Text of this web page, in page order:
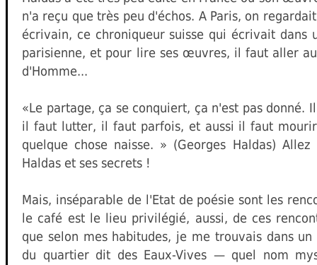
n'a reçu que très peu d'échos. A Paris, on
écrivain, ce chroniqueur suisse qui écrivait dans
parisienne, et pour lire ses œuvres, il faut aller
d'Homme...
«Le partage, ça se conquiert, ça n'est pas donné.
il faut lutter, il faut parfois, et aussi il faut
quelque chose naisse. » (Georges Haldas)
Haldas et ses secrets !
Mais, inséparable de l'Etat de poésie sont les
le café est le lieu privilégié, aussi, de ces
que selon mes habitudes, je me trouvais dans un
du quartier dit des Eaux-Vives — quel nom